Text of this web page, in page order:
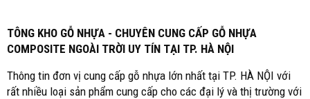
TÔNG KHO GỖ NHỰA - CHUYÊN CUNG CẤP GỖ NHỰA
COMPOSITE NGOÀI TRỜI UY TÍN TẠI TP. HÀ NỘI
Thông tin đơn vị cung cấp gỗ nhựa lớn nhất tại TP. HÀ NỘI với
rất nhiều loại sản phẩm cung cấp cho các đại lý và thị trường với